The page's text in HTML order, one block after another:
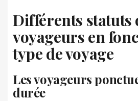
Différents statuts
voyageurs en
type de voyage
Les voyageurs
durée